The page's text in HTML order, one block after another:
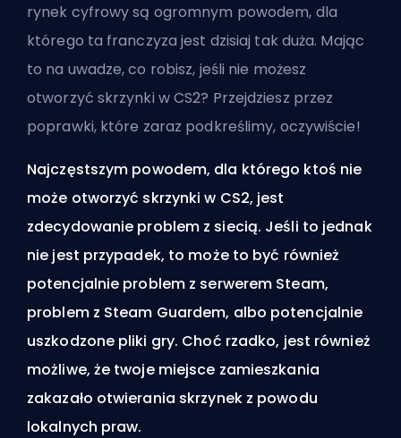
rynek cyfrowy są ogromnym powodem, dla
którego ta franczyza jest dzisiaj tak duża. Mając
to na uwadze, co robisz, jeśli nie możesz
otworzyć skrzynki w CS2? Przejdziesz przez
poprawki, które zaraz podkreślimy, oczywiście!
Najczęstszym powodem, dla którego ktoś nie
może otworzyć skrzynki w CS2, jest
zdecydowanie problem z siecią. Jeśli to jednak
nie jest przypadek, to może to być również
potencjalnie problem z serwerem Steam,
problem z Steam Guardem, albo potencjalnie
uszkodzone pliki gry. Choć rzadko, jest również
możliwe, że twoje miejsce zamieszkania
zakazało otwierania skrzynek z powodu
lokalnych praw.